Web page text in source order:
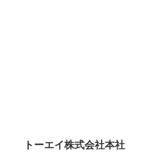
トーエイ株式会社本社